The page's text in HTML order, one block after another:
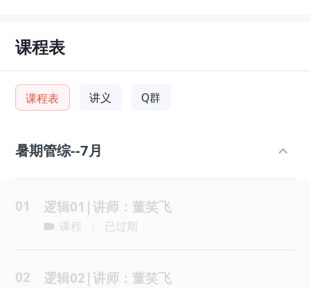
课程表
课程表 讲义 Q群
暑期管综--7月
01 逻辑01|讲师：董笑飞
课程 已过期
02 逻辑02|讲师：董笑飞